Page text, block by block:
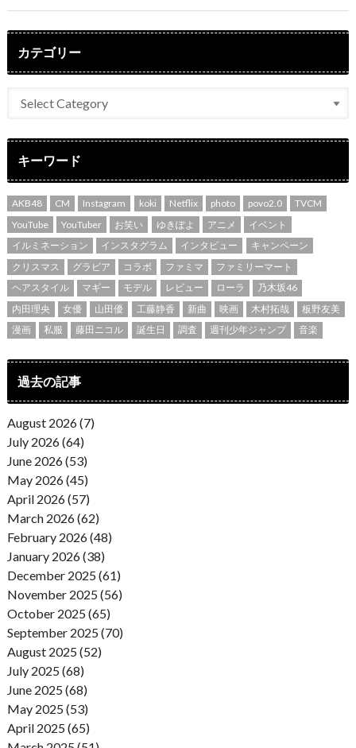
カテゴリー
キーワード
AKB48 CM Instagram koki Netflix photo povo2.0
TVCM
YouTube
YouTuber お笑い ゆきぽよ アニメ
イベント
イルミネーション
インスタグラム インタビュー
キャンペーン
クリスマス
グラビア コラボ ファミマ
ファミリーマート
ヘアスタイル
マギー モデル レビュー ローラ
乃木坂46
内田理央
女優 山田優 工藤静香 新曲 映画 木村拓哉
板野友美
漫画
私服 藤田ニコル 誕生日 調査 週刊少年ジャンプ 音楽
過去の記事
August 2026 (7)
July 2026 (64)
June 2026 (53)
May 2026 (45)
April 2026 (57)
March 2026 (62)
February 2026 (48)
January 2026 (38)
December 2025 (61)
November 2025 (56)
October 2025 (65)
September 2025 (70)
August 2025 (52)
July 2025 (68)
June 2025 (68)
May 2025 (53)
April 2025 (65)